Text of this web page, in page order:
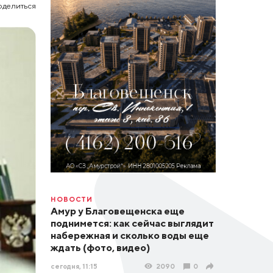
НОВОСТИ
Амур у Благовещенска еще
поднимется: как сейчас выглядит
набережная и сколько воды еще
ждать (фото, видео)
сегодня, 11:15 2090 0